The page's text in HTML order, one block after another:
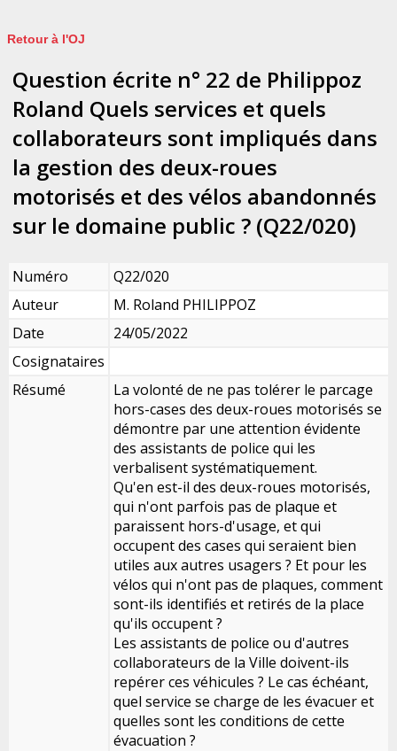
Retour à l'OJ
Question écrite n° 22 de Philippoz
Roland Quels services et quels
collaborateurs sont impliqués dans
la gestion des deux-roues
motorisés et des vélos abandonnés
sur le domaine public ? (Q22/020)
Numéro
Q22/020
Auteur
M. Roland PHILIPPOZ
Date
24/05/2022
Cosignataires
Résumé
La volonté de ne pas tolérer le parcage
hors-cases des deux-roues motorisés se
démontre par une attention évidente
des assistants de police qui les
verbalisent systématiquement.
Qu'en est-il des deux-roues motorisés,
qui n'ont parfois pas de plaque et
paraissent hors-d'usage, et qui
occupent des cases qui seraient bien
utiles aux autres usagers ? Et pour les
vélos qui n'ont pas de plaques, comment
sont-ils identifiés et retirés de la place
qu'ils occupent ?
Les assistants de police ou d'autres
collaborateurs de la Ville doivent-ils
repérer ces véhicules ? Le cas échéant,
quel service se charge de les évacuer et
quelles sont les conditions de cette
évacuation ?